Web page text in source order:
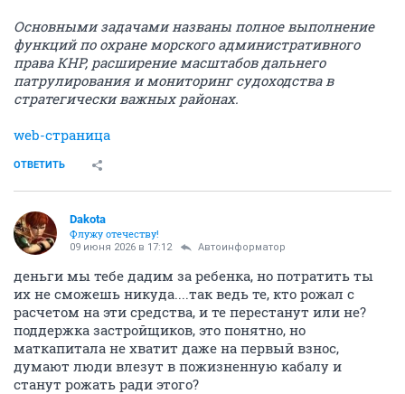
Основными задачами названы полное выполнение
функций по охране морского административного
права КНР, расширение масштабов дальнего
патрулирования и мониторинг судоходства в
стратегически важных районах.
web-страница
ОТВЕТИТЬ
Dаkota
Флужу отечеству!
09 июня 2026 в 17:12 Автоинформатор
деньги мы тебе дадим за ребенка, но потратить ты
их не сможешь никуда....так ведь те, кто рожал с
расчетом на эти средства, и те перестанут или не?
поддержка застройщиков, это понятно, но
маткапитала не хватит даже на первый взнос,
думают люди влезут в пожизненную кабалу и
станут рожать ради этого?